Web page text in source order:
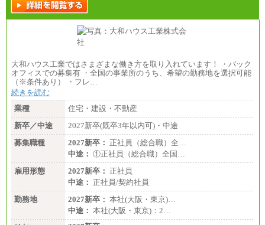
大和ハウス工業ではさまざまな働き方を取り入れています！ ・バック
オフィスでの募集有 ・全国の事業所のうち、希望の勤務地を選択可能
（※条件あり） ・フレ…
続きを読む
業種
住宅・建設・不動産
新卒／中途
2027新卒(既卒3年以内可)・中途
募集職種
2027新卒： 正社員（総合職）全…
中途： ①正社員（総合職）全国…
雇用形態
2027新卒： 正社員
中途： 正社員/契約社員
勤務地
2027新卒： 本社(大阪・東京)…
中途： 本社(大阪・東京)：2…